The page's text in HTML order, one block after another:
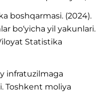
boshqarmasi. (2024).
bo‘yicha yil yakunlari.
Statistika
infratuzilmaga
Toshkent moliya